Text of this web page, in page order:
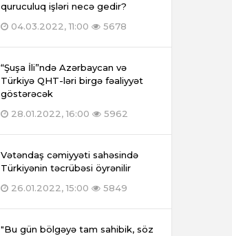
quruculuq işləri necə gedir?
04.03.2022, 11:00
5678
“Şuşa İli”ndə Azərbaycan və
Türkiyə QHT-ləri birgə fəaliyyət
göstərəcək
28.01.2022, 16:00
5962
Vətəndaş cəmiyyəti sahəsində
Türkiyənin təcrübəsi öyrənilir
26.01.2022, 15:00
5849
"Bu gün bölgəyə tam sahibik, söz